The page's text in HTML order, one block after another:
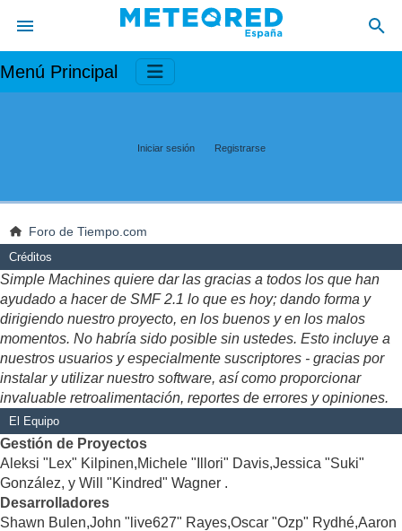
Menú Principal
Iniciar sesión Registrarse
Foro de Tiempo.com
Créditos
Simple Machines quiere dar las gracias a todos los que han
ayudado a hacer de SMF 2.1 lo que es hoy; dando forma y
dirigiendo nuestro proyecto, en los buenos y en los malos
momentos. No habría sido posible sin ustedes. Esto incluye a
nuestros usuarios y especialmente suscriptores - gracias por
instalar y utilizar nuestro software, así como proporcionar
invaluable retroalimentación, reportes de errores y opiniones.
El Equipo
Gestión de Proyectos
Aleksi "Lex" Kilpinen,Michele "Illori" Davis,Jessica "Suki"
González, y Will "Kindred" Wagner .
Desarrolladores
Shawn Bulen,John "live627" Rayes,Oscar "Ozp" Rydhé,Aaron